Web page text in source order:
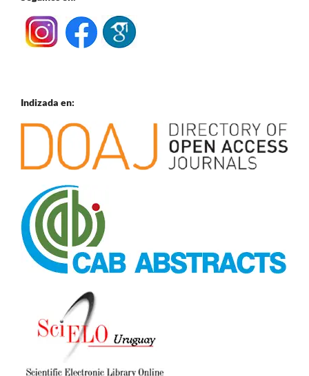
Indizada en: